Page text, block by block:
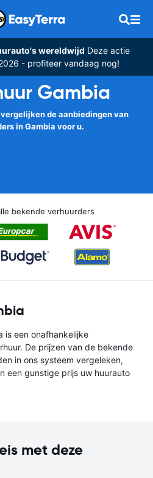
wereldwijd Deze actie
- profiteer vandaag nog!
Gambia
de aanbiedingen van
in Gambia voor u.
bekende verhuurders
is een onafhankelijke
De prijzen van de bekende
in ons systeem vergeleken,
een gunstige prijs uw huurauto
met deze